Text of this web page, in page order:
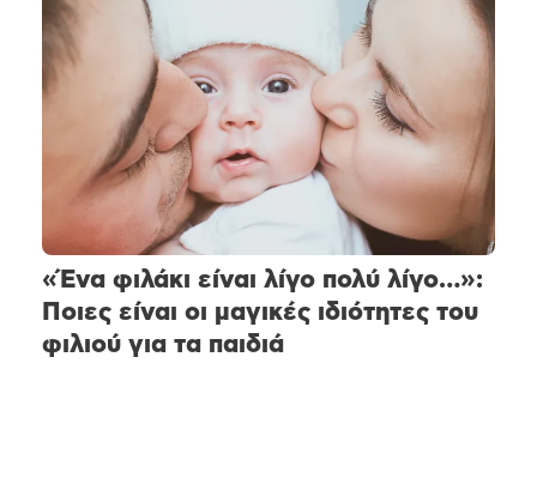
«Ένα φιλάκι είναι λίγο πολύ λίγο…»:
Ποιες είναι οι μαγικές ιδιότητες του
φιλιού για τα παιδιά